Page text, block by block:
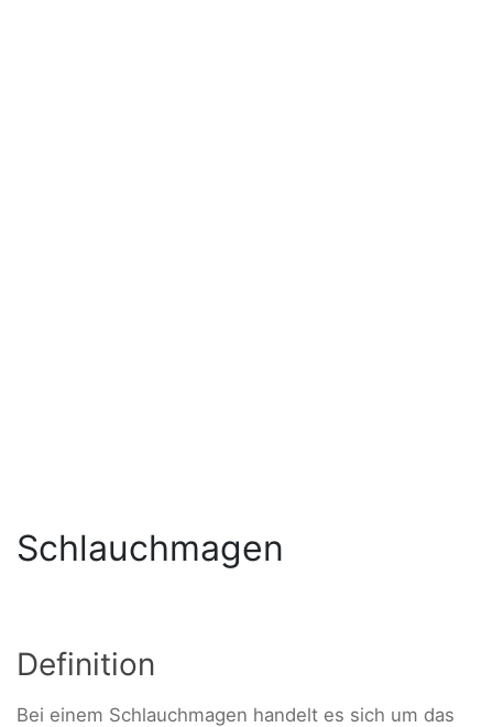
Schlauchmagen
Definition
Bei einem Schlauchmagen handelt es sich um das